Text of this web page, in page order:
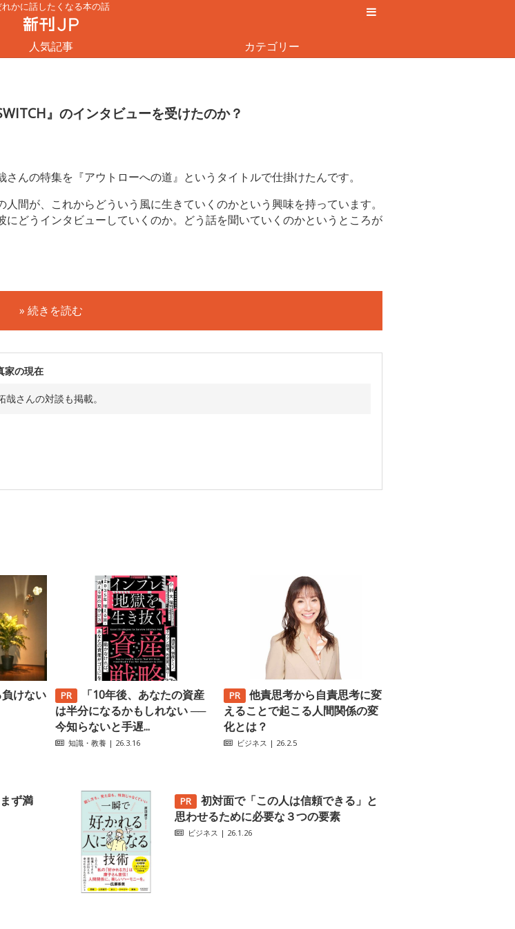
れかに話したくなる本の話
人気記事 カテゴリー
』のインタビューを受けたのか？
さんの特集を『アウトローへの道』というタイトルで仕掛けたんです。
人間が、これからどういう風に生きていくのかという興味を持っています。
にどうインタビューしていくのか。どう話を聞いていくのかというところが
» 続きを読む
家の現在
さんの対談も掲載。
けない
「10年後、あなたの資産
は半分になるかもしれない ──
今知らないと手遅...
知識・教養 | 26.3.16
他責思考から自責思考に変
えることで起こる人間関係の変
化とは？
ビジネス | 26.2.5
ず満
初対面で「この人は信頼できる」と
思わせるために必要な３つの要素
ビジネス | 26.1.26